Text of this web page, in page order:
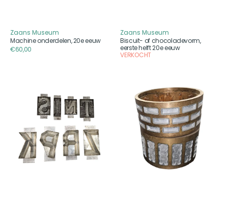
Aanbieder
Zaans Museum
Machine onderdelen, 20e eeuw
Reguliere
€60,00
Aanbieder
Zaans Museum
Biscuit- of chocoladevorm,
eerste helft 20e eeuw
VERKOCHT
chocoladelettermallen,
voor
biscuitmachine
uitsteekvorm
beertjes,